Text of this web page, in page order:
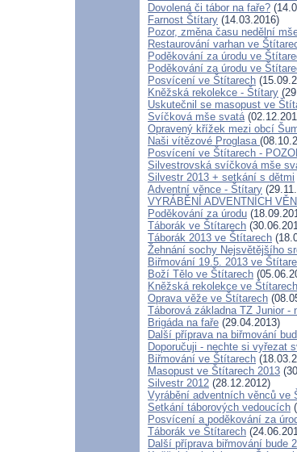
Dovolená či tábor na faře?
Farnost Štítary (14.03.2016)
Pozor, změna času nedělní
Restaurování varhan ve
Poděkování za úrodu ve
Poděkování za úrodu ve
Posvícení ve Štítarech
Kněžská rekolekce - Štítary
Uskutečnil se masopust ve
Svíčková mše svatá
Opravený křížek mezi obcí
Naši vítězové Proglasa
Posvícení ve Štítarech -
Silvestrovská svíčková mše
Silvestr 2013 + setkání s dětmi
Adventní věnce - Štítary
VYRÁBĚNÍ ADVENTNÍCH
Poděkování za úrodu
Táborák ve Štítarech
Táborák 2013 ve Štítarech
Žehnání sochy Nejsvětějšího
Biřmování 19.5. 2013 ve
Boží Tělo ve Štítarech
Kněžská rekolekce ve Štítarech
Oprava věže ve Štítarech
Táborová základna TZ Junior -
Brigáda na faře (29.04.2013)
Další příprava na biřmování
Doporučuji - nechte si vyřezat
Biřmování ve Štítarech
Masopust ve Štítarech 2013
Silvestr 2012 (28.12.2012)
Vyrábění adventních věnců ve
Setkání táborových vedoucích
Posvícení a poděkování za
Táborák ve Štítarech
Další příprava biřmování bude